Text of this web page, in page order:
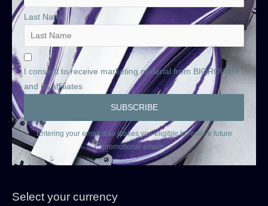
Last Name
I consent to receive marketing material from BIOROWER
and its affiliates
Entering your email also makes you eligible to receive future
promotional emails.
Select your currency